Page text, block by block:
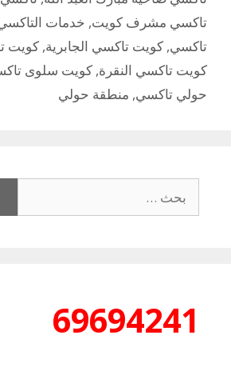
تاكسي مشرف كويت, خدمات
تاكسي, كويت تاكسي الجابرية, كويت
كويت تاكسي النقرة, كويت سلوى
حولي تاكسي, منطقة حولي
عن:
69694241